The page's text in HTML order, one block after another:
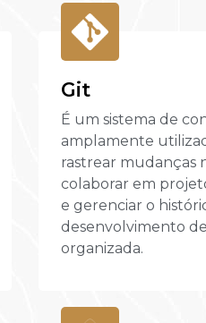
Git
É um sistema de
amplamente
rastrear mudanças
colaborar em
e gerenciar o
desenvolvimento
organizada.